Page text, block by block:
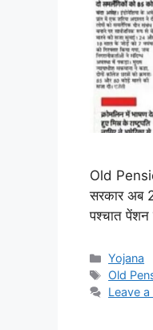
Old
सरकार अब
पश्चात पेंशन
Yojana
Tags
Old
Leave